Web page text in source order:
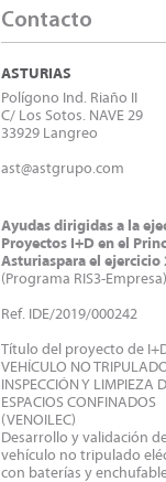
Contacto
ASTURIAS
Polígono Ind. Riaño II
C/ Los Sotos. NAVE 29
33929 Langreo
ast@astgrupo.com
Ayudas dirigidas a la
Proyectos I+D en el
Asturiaspara el ejercicio
(Programa RIS3-Empresa)
Ref. IDE/2019/000242
Título del proyecto de
VEHÍCULO NO
INSPECCIÓN Y LIMPIEZA
ESPACIOS CONFINADOS
(VENOILEC)
Desarrollo y validación
vehículo no tripulado
con baterías y